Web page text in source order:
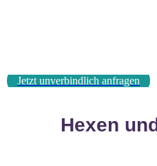
Jetzt unverbindlich anfragen
Hexen